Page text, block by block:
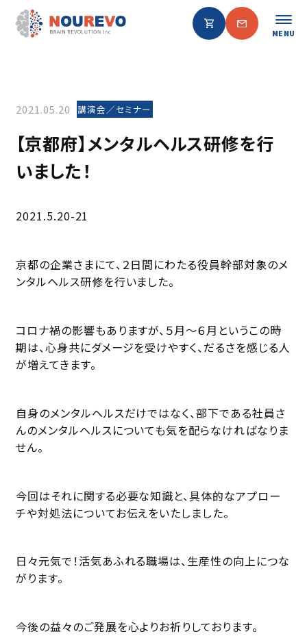
MENU
2021.05.20 講演会／セミナー
【京都府】メンタルヘルス研修を行
いました！
2021.5.20-21
京都の企業さまにて、２日間にわたる役員幹部対象のメ
ンタルヘルス研修を行いました。
コロナ禍の影響もありますが、５月～６月というこの時
期は、心身共にダメージを受けやすく、だるさを感じる人
が増えてきます。
自身のメンタルヘルスだけではなく、部下である社員さ
んのメンタルヘルスについても気を配らなければなりま
せん。
今回はそれに関する必要な知識と、具体的なアプロー
チや対処法についてお伝えをいたしました。
日々元気で！活気あふれる職場は、生産性の向上につな
がります。
今後の益々のご発展を心よりお祈りしております。